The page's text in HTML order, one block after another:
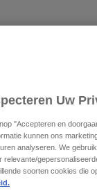
Uw
"Accepteren en
kunnen ons
analyseren. We
relevante/
soorten cookies die